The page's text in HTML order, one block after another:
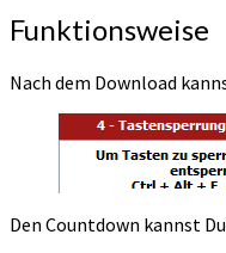
Funktionsweise
Nach dem Download
Den Countdown kannst